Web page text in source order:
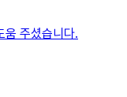
움 주셨습니다.